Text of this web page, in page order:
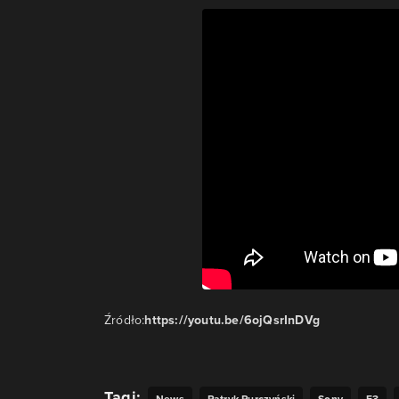
Źródło:https://youtu.be/6ojQsrInDVg